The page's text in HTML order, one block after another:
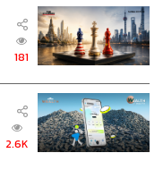
181
2.6K